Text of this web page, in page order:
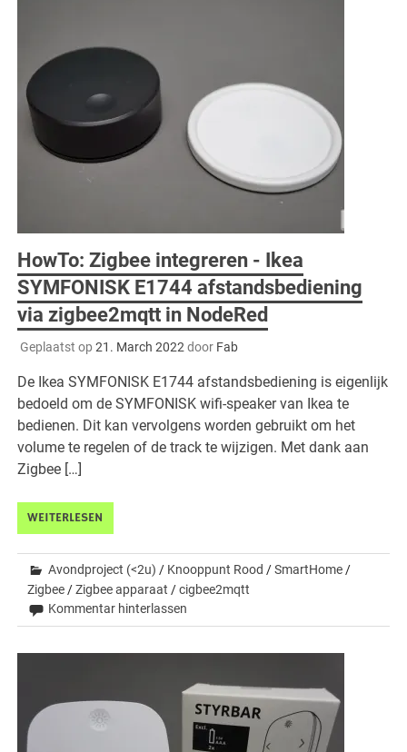
HowTo: Zigbee integreren - Ikea
SYMFONISK E1744 afstandsbediening
via zigbee2mqtt in NodeRed
Geplaatst op 21. March 2022 door Fab
De Ikea SYMFONISK E1744 afstandsbediening is eigenlijk
bedoeld om de SYMFONISK wifi-speaker van Ikea te
bedienen. Dit kan vervolgens worden gebruikt om het
volume te regelen of de track te wijzigen. Met dank aan
Zigbee […]
WEITERLESEN
Avondproject (<2u) / Knooppunt Rood /SmartHome /
Zigbee /Zigbee apparaat /cigbee2mqtt
Kommentar hinterlassen